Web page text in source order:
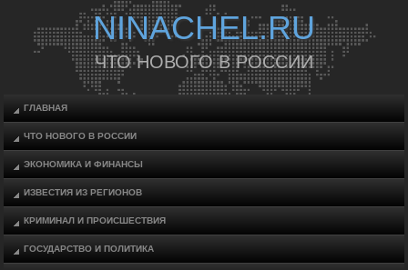
NINACHEL.RU
ЧТО НОВОГО В РОССИИ
ГЛАВНАЯ
ЧТО НОВОГО В РОССИИ
ЭКОНОМИКА И ФИНАНСЫ
ИЗВЕСТИЯ ИЗ РЕГИОНОВ
КРИМИНАЛ И ПРОИСШЕСТВИЯ
ГОСУДАРСТВО И ПОЛИТИКА